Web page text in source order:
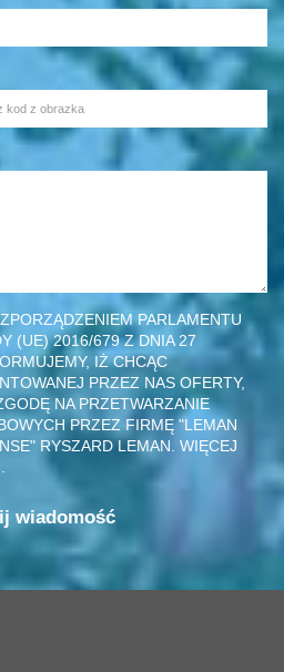
PARLAMENTU
(UE) 2016/679 Z DNIA 27
IŻ CHCĄC
PRZEZ NAS OFERTY,
NA PRZETWARZANIE
PRZEZ FIRMĘ "LEMAN
RYSZARD LEMAN. WIĘCEJ
.